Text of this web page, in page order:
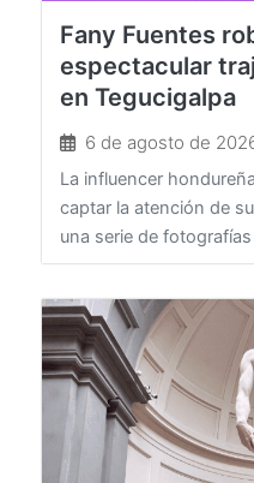
Fany Fuentes
espectacular
en Tegucigalpa
6 de agosto de
La influencer
captar la atención de
una serie de